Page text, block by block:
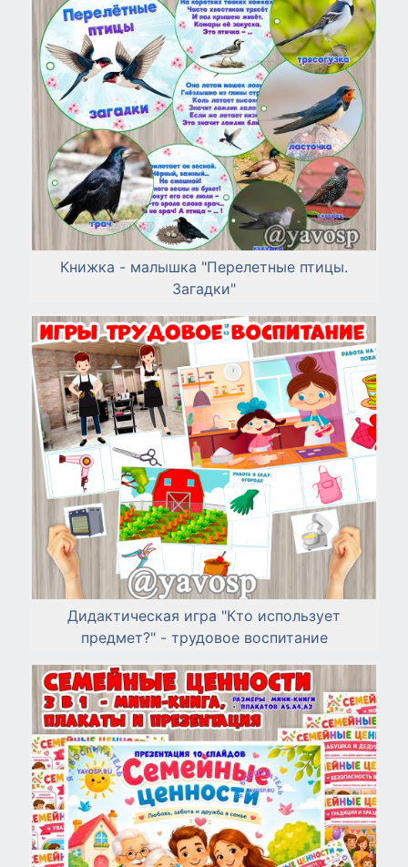
Книжка - малышка "Перелетные птицы.
Загадки"
Дидактическая игра "Кто использует
предмет?" - трудовое воспитание